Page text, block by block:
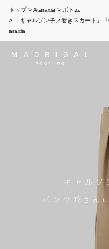
トップ Ataraxia
ボトム
「ギャルソンチノ巻きスカート
araxia
ギャルソ
パンツ派さん